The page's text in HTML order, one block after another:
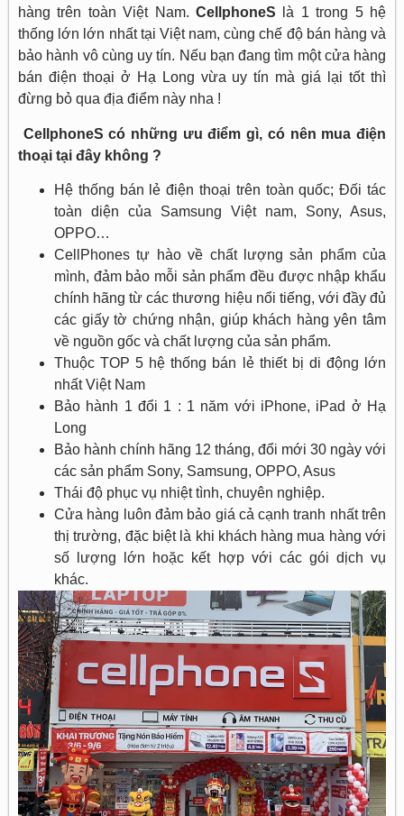
hàng trên toàn Việt Nam. CellphoneS là 1 trong 5 hệ
thống lớn lớn nhất tại Việt nam, cùng chế độ bán hàng và
bảo hành vô cùng uy tín. Nếu bạn đang tìm một cửa hàng
bán điện thoại ở Hạ Long vừa uy tín mà giá lại tốt thì
đừng bỏ qua địa điểm này nha !
CellphoneS có những ưu điểm gì, có nên mua điện
thoại tại đây không ?
Hệ thống bán lẻ điện thoại trên toàn quốc; Đối tác
toàn diện của Samsung Việt nam, Sony, Asus,
OPPO…
CellPhones tự hào về chất lượng sản phẩm của
mình, đảm bảo mỗi sản phẩm đều được nhập khẩu
chính hãng từ các thương hiệu nổi tiếng, với đầy đủ
các giấy tờ chứng nhận, giúp khách hàng yên tâm
về nguồn gốc và chất lượng của sản phẩm.
Thuộc TOP 5 hệ thống bán lẻ thiết bị di động lớn
nhất Việt Nam
Bảo hành 1 đổi 1 : 1 năm với iPhone, iPad ở Hạ
Long
Bảo hành chính hãng 12 tháng, đổi mới 30 ngày với
các sản phẩm Sony, Samsung, OPPO, Asus
Thái độ phục vụ nhiệt tình, chuyên nghiệp.
Cửa hàng luôn đảm bảo giá cả cạnh tranh nhất trên
thị trường, đặc biệt là khi khách hàng mua hàng với
số lượng lớn hoặc kết hợp với các gói dịch vụ
khác.